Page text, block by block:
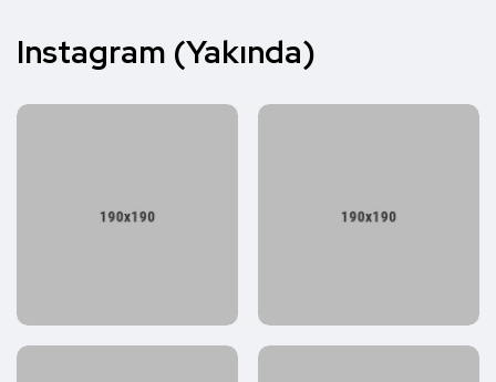
Instagram (Yakında)